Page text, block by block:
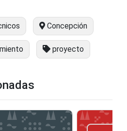
Concepción
proyecto